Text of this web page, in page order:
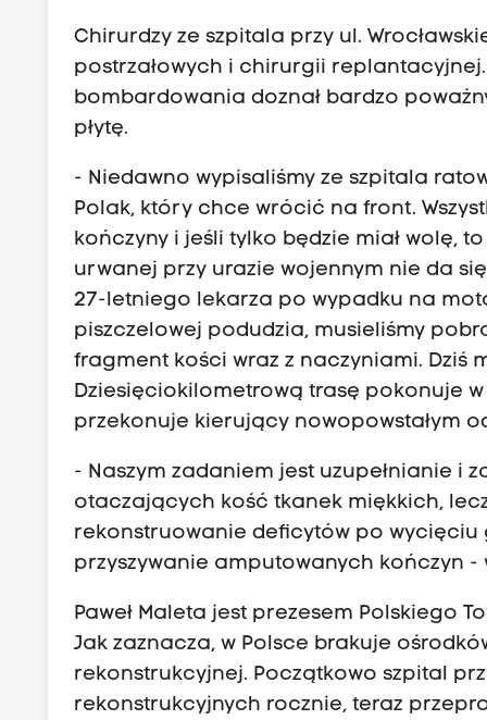
Chirurdzy ze szpitala przy ul.
postrzałowych i chirurgii
bombardowania doznał bardzo
płytę.
- Niedawno wypisaliśmy ze szpitala
Polak, który chce wrócić na front.
kończyny i jeśli tylko będzie miał wolę,
urwanej przy urazie wojennym nie da
27-letniego lekarza po wypadku na
piszczelowej podudzia, musieliśmy
fragment kości wraz z naczyniami. Dziś
Dziesięciokilometrową trasę pokonuje
przekonuje kierujący nowopowstałym
- Naszym zadaniem jest uzupełnianie i
otaczających kość tkanek miękkich,
rekonstruowanie deficytów po wycięciu
przyszywanie amputowanych kończyn -
Paweł Maleta jest prezesem Polskiego
Jak zaznacza, w Polsce brakuje
rekonstrukcyjnej. Początkowo szpital
rekonstrukcyjnych rocznie, teraz